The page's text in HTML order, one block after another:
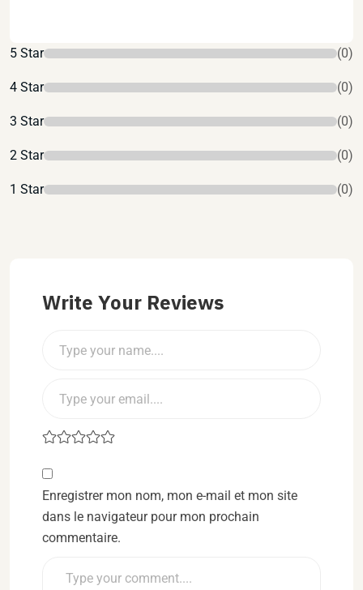
5 Star (0)
4 Star (0)
3 Star (0)
2 Star (0)
1 Star (0)
Write Your Reviews
Enregistrer mon nom, mon e-mail et mon site
dans le navigateur pour mon prochain
commentaire.